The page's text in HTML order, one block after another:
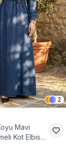
2
Mavi
Kot Elbise